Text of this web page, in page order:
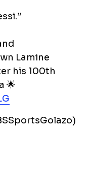
Lamine
his 100th
🌟